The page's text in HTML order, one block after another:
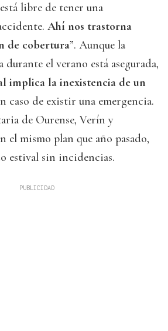
libre de tener una
Ahí nos trastorna
de cobertura”. Aunque la
el verano está asegurada,
implica la inexistencia de un
caso de existir una emergencia.
de Ourense, Verín y
el mismo plan que año pasado,
estival sin incidencias.